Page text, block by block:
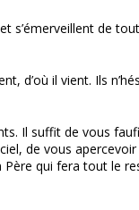
de
d’où il vient. Ils
Il suffit de vous
de vous
Père qui fera tout le